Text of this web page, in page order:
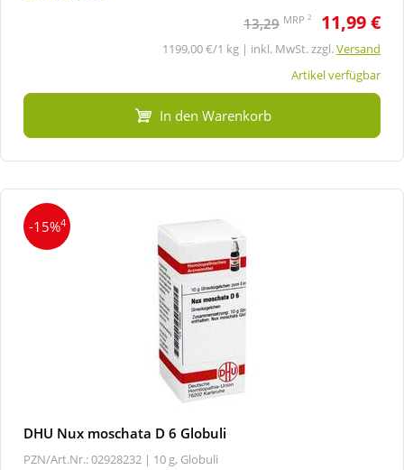
13,29 MRP 2 11,99 €
1199,00 €/1 kg | inkl. MwSt. zzgl.Versand
Artikel verfügbar
In den Warenkorb
-15%4
DHU Nux moschata D 6 Globuli
PZN/Art.Nr.: 02928232 | 10 g, Globuli